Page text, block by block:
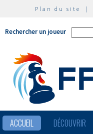
Plan du site |
Rechercher un joueur
ACCUEIL DÉCOUVRIR